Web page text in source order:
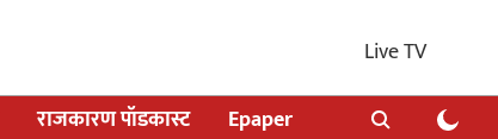
Live TV
राजकारण पॉडकास्ट Epaper